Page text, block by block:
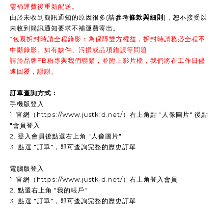
需補運費後重新配送。
由於未收到簡訊通知的原因很多(請參考條款與細則 )，恕不接受以
未收到簡訊通知要求不補運費寄出。
*包裹拆封時請全程錄影：為保障雙方權益，拆封時請務必全程不
中斷錄影。如有缺件、污損或品項錯誤等問題
請於品牌FB粉專與我們聯繫，並附上影片檔，我們將在工作日儘
速回覆，謝謝。
訂單查詢方式：
手機版登入
1. 官網（https://www.justkid.net/）右上角點 "人像圖片" 後點
"會員登入"
2. 登入會員後點選右上角 "人像圖片"
3. 點選 "訂單"，即可查詢完整的歷史訂單
電腦版登入
1. 官網（https://www.justkid.net/）右上角登入會員
2. 點選右上角 "我的帳戶"
3. 點選 "訂單"，即可查詢完整的歷史訂單